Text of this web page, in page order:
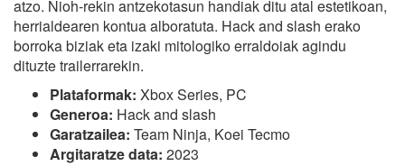
atzo. Nioh-rekin antzekotasun handiak ditu atal estetikoan,
herrialdearen kontua alboratuta. Hack and slash erako
borroka biziak eta izaki mitologiko erraldoiak agindu
dituzte trailerrarekin.
Plataformak: Xbox Series, PC
Generoa: Hack and slash
Garatzailea: Team Ninja, Koei Tecmo
Argitaratze data: 2023